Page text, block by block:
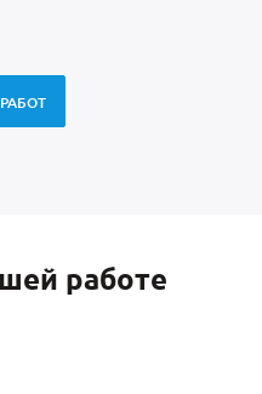
работе